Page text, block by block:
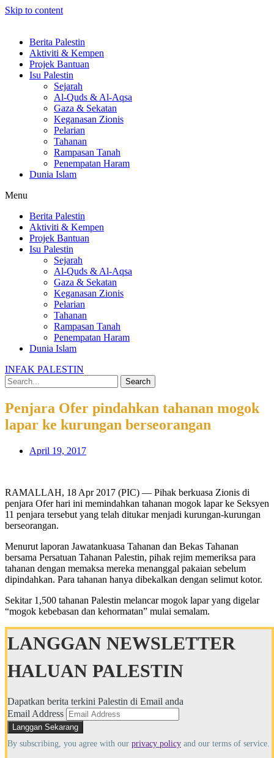
Skip to content
Berita Palestin
Aktiviti & Kempen
Projek Bantuan
Isu Palestin
Sejarah
Al-Quds & Al-Aqsa
Gaza & Sekatan
Keganasan Zionis
Pelarian
Tahanan
Rampasan Tanah
Penempatan Haram
Dunia Islam
Menu
Berita Palestin
Aktiviti & Kempen
Projek Bantuan
Isu Palestin
Sejarah
Al-Quds & Al-Aqsa
Gaza & Sekatan
Keganasan Zionis
Pelarian
Tahanan
Rampasan Tanah
Penempatan Haram
Dunia Islam
INFAK PALESTIN
Search
Penjara Ofer pindahkan tahanan mogok
lapar ke kurungan berseorangan
April 19, 2017
RAMALLAH, 18 Apr 2017 (PIC) — Pihak berkuasa Zionis di
penjara Ofer hari ini memindahkan tahanan mogok lapar ke Seksyen
11 penjara tersebut yang telah ditukar menjadi kurungan-kurungan
berseorangan.
Menurut laporan Jawatankuasa Tahanan dan Bekas Tahanan
bersama Persatuan Tahanan Palestin, pihak rejim memeriksa para
tahanan dengan memaksa mereka menanggal pakaian sebelum
dipindahkan. Para tahanan hanya dibekalkan dengan selimut kotor.
Sekitar 1,500 tahanan Palestin melancar mogok lapar yang digelar
“mogok kebebasan dan kehormatan” mulai semalam.
LANGGAN NEWSLETTER
HALUAN PALESTIN
Dapatkan berita terkini Palestin di Email anda
Email Address
By subscribing, you agree with our privacy policy and our terms of service.